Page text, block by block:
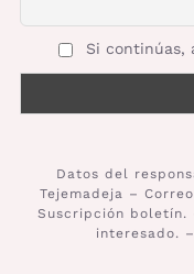
Si continúas,
Datos del
Tejemadeja –
Suscripción boletín.
interesado.